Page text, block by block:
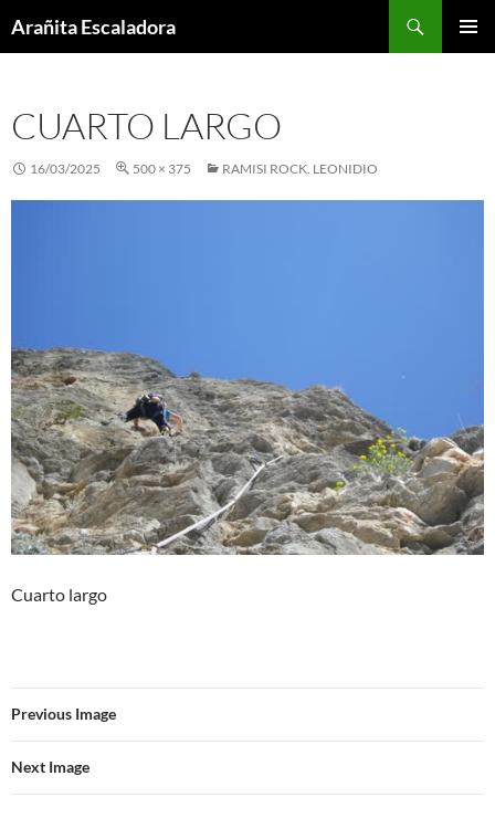
toArañita Escaladora
CUARTO LARGO
16/03/2025 500 × 375 RAMISI ROCK. LEONIDIO
Cuarto largo
Previous Image
Next Image